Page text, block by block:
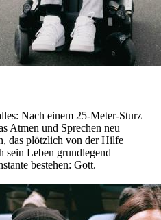
Nach einem 25-Meter-Sturz
Atmen und Sprechen neu
das plötzlich von der Hilfe
sein Leben grundlegend
bestehen: Gott.